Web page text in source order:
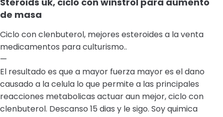
de masa
Ciclo con clenbuterol, mejores esteroides a la venta
medicamentos para culturismo..
—
El resultado es que a mayor fuerza mayor es el dano
causado a la celula lo que permite a las principales
reacciones metabolicas actuar aun mejor, ciclo con
clenbuterol. Descanso 15 dias y le sigo. Soy quimica